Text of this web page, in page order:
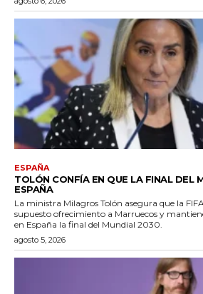
ESPAÑA
TOLÓN CONFÍA EN QUE LA FINAL DEL
ESPAÑA
La ministra Milagros Tolón asegura que la
supuesto ofrecimiento a Marruecos y
en España la final del Mundial 2030.
agosto 5, 2026